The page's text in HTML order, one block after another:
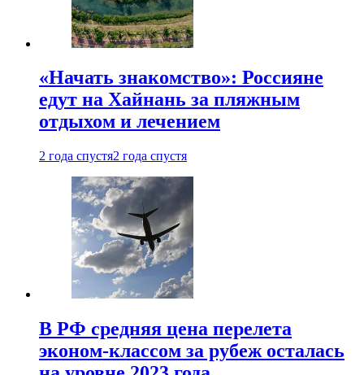
«Начать знакомство»: Россияне
едут на Хайнань за пляжным
отдыхом и лечением
2 года спустя2 года спустя
В РФ средняя цена перелета
эконом-классом за рубеж осталась